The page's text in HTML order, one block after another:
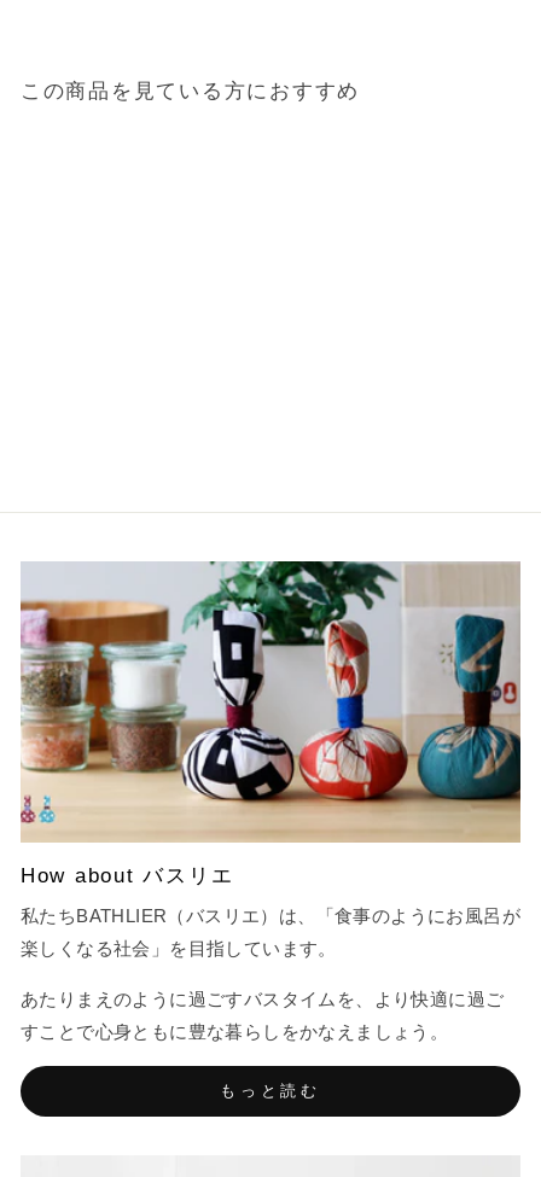
この商品を見ている方におすすめ
How about バスリエ
私たちBATHLIER（バスリエ）は、「食事のようにお風呂が
楽しくなる社会」を目指しています。
あたりまえのように過ごすバスタイムを、より快適に過ご
すことで心身ともに豊な暮らしをかなえましょう。
もっと読む